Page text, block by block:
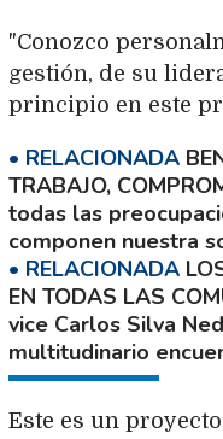
"Conozco
gestión, de su
principio en este
TRABAJO,
todas las
componen nuestra
EN TODAS LAS
vice Carlos Silva
multitudinario
Este es un